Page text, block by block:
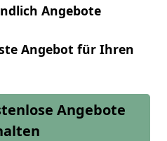
Angebote
Angebot für Ihren
Angebote